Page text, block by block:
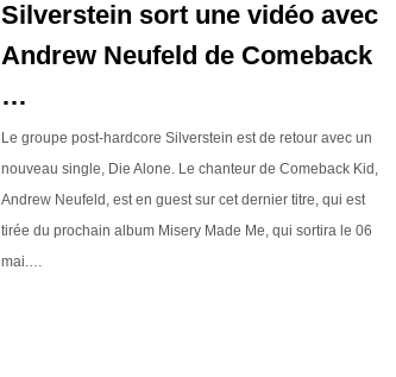
Silverstein sort une vidéo avec
Andrew Neufeld de Comeback
…
Le groupe post-hardcore Silverstein est de retour avec un
nouveau single, Die Alone. Le chanteur de Comeback Kid,
Andrew Neufeld, est en guest sur cet dernier titre, qui est
tirée du prochain album Misery Made Me, qui sortira le 06
mai.…